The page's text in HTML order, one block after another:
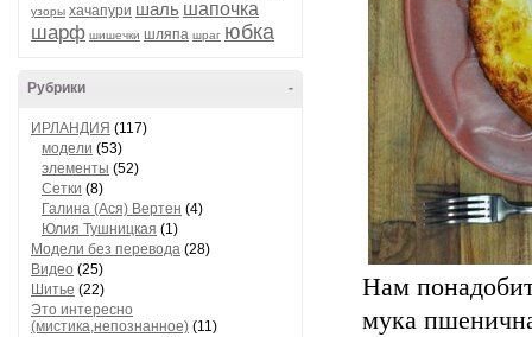
узоры хачапури шаль шапочка
шарф шишечки шляпа шраг юбка
-
Рубрики
ИРЛАНДИЯ (117)
модели (53)
элементы (52)
Сетки (8)
Галина (Ася) Вертен (4)
Юлия Тушницкая (1)
Модели без перевода (28)
Видео (25)
Шитье (22)
Это интересно
(мистика,непознанное) (11)
Нам
мука